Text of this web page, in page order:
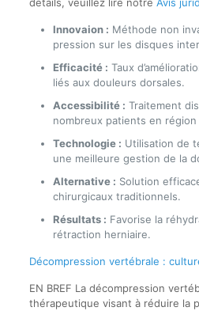
Innovaion : Méthode non
pression sur les disques
Efficacité : Taux
liés aux douleurs dorsales.
Accessibilité : Traitement
nombreux patients en région
Technologie : Utilisation de
une meilleure gestion de la
Alternative : Solution
chirurgicaux traditionnels.
Résultats : Favorise la
rétraction herniaire.
Décompression vertébrale :
EN BREF La décompression
thérapeutique visant à réduire la